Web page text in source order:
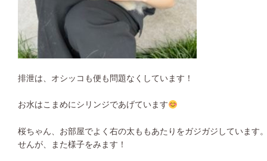
排泄は、オシッコも便も問題なくしています！
お水はこまめにシリンジであげています
桜ちゃん、お部屋でよく右の太ももあたりをガジガジしています
せんが、また様子をみます！